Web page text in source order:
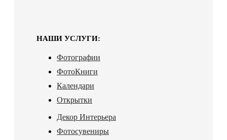
НАШИ УСЛУГИ:
Фотографии
ФотоКниги
Календари
Открытки
Декор Интерьера
Фотосувениры